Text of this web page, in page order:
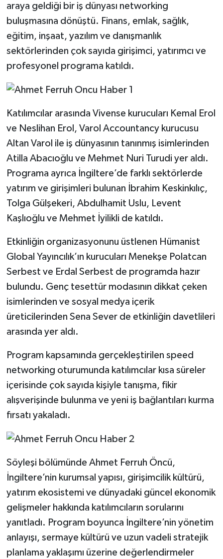
araya geldiği bir iş dünyası networking
buluşmasına dönüştü. Finans, emlak, sağlık,
eğitim, inşaat, yazılım ve danışmanlık
sektörlerinden çok sayıda girişimci, yatırımcı ve
profesyonel programa katıldı.
Katılımcılar arasında Vivense kurucuları Kemal Erol
ve Neslihan Erol, Varol Accountancy kurucusu
Altan Varol ile iş dünyasının tanınmış isimlerinden
Atilla Abacıoğlu ve Mehmet Nuri Turudi yer aldı.
Programa ayrıca İngiltere’de farklı sektörlerde
yatırım ve girişimleri bulunan İbrahim Keskinkılıç,
Tolga Gülşekeri, Abdulhamit Uslu, Levent
Kaşlıoğlu ve Mehmet İyilikli de katıldı.
Etkinliğin organizasyonunu üstlenen Hümanist
Global Yayıncılık’ın kurucuları Menekşe Polatcan
Serbest ve Erdal Serbest de programda hazır
bulundu. Genç tesettür modasının dikkat çeken
isimlerinden ve sosyal medya içerik
üreticilerinden Sena Sever de etkinliğin davetlileri
arasında yer aldı.
Program kapsamında gerçekleştirilen speed
networking oturumunda katılımcılar kısa süreler
içerisinde çok sayıda kişiyle tanışma, fikir
alışverişinde bulunma ve yeni iş bağlantıları kurma
fırsatı yakaladı.
Söyleşi bölümünde Ahmet Ferruh Öncü,
İngiltere’nin kurumsal yapısı, girişimcilik kültürü,
yatırım ekosistemi ve dünyadaki güncel ekonomik
gelişmeler hakkında katılımcıların sorularını
yanıtladı. Program boyunca İngiltere’nin yönetim
anlayışı, sermaye kültürü ve uzun vadeli stratejik
planlama yaklaşımı üzerine değerlendirmeler